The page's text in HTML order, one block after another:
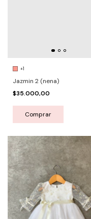
+1
Jazmin 2 (nena)
$35.000,00
Comprar